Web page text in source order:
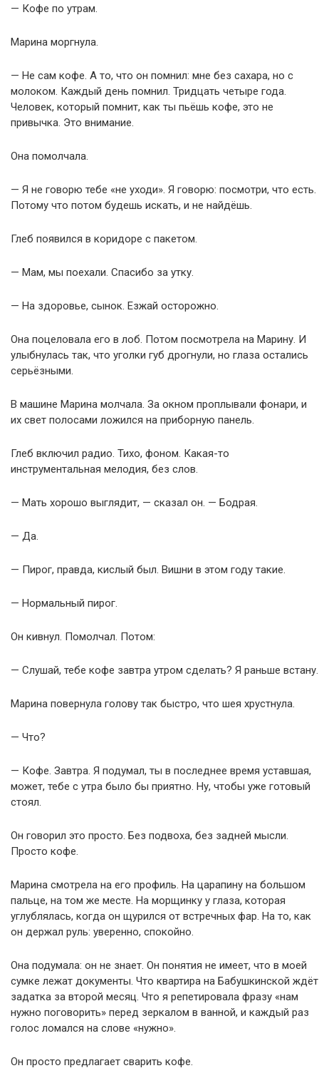
— Кофе по утрам.
Марина моргнула.
— Не сам кофе. А то, что он помнил: мне без сахара, но с
молоком. Каждый день помнил. Тридцать четыре года.
Человек, который помнит, как ты пьёшь кофе, это не
привычка. Это внимание.
Она помолчала.
— Я не говорю тебе «не уходи». Я говорю: посмотри, что есть.
Потому что потом будешь искать, и не найдёшь.
Глеб появился в коридоре с пакетом.
— Мам, мы поехали. Спасибо за утку.
— На здоровье, сынок. Езжай осторожно.
Она поцеловала его в лоб. Потом посмотрела на Марину. И
улыбнулась так, что уголки губ дрогнули, но глаза остались
серьёзными.
В машине Марина молчала. За окном проплывали фонари, и
их свет полосами ложился на приборную панель.
Глеб включил радио. Тихо, фоном. Какая-то
инструментальная мелодия, без слов.
— Мать хорошо выглядит, — сказал он. — Бодрая.
— Да.
— Пирог, правда, кислый был. Вишни в этом году такие.
— Нормальный пирог.
Он кивнул. Помолчал. Потом:
— Слушай, тебе кофе завтра утром сделать? Я раньше встану.
Марина повернула голову так быстро, что шея хрустнула.
— Что?
— Кофе. Завтра. Я подумал, ты в последнее время уставшая,
может, тебе с утра было бы приятно. Ну, чтобы уже готовый
стоял.
Он говорил это просто. Без подвоха, без задней мысли.
Просто кофе.
Марина смотрела на его профиль. На царапину на большом
пальце, на том же месте. На морщинку у глаза, которая
углублялась, когда он щурился от встречных фар. На то, как
он держал руль: уверенно, спокойно.
Она подумала: он не знает. Он понятия не имеет, что в моей
сумке лежат документы. Что квартира на Бабушкинской ждёт
задатка за второй месяц. Что я репетировала фразу «нам
нужно поговорить» перед зеркалом в ванной, и каждый раз
голос ломался на слове «нужно».
Он просто предлагает сварить кофе.